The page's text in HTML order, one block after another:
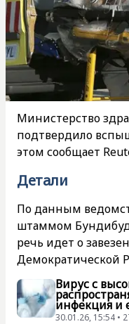
Министерство
подтвердило
этом сообщает
Детали
По данным
штаммом
речь идет о
Демократической
Вирус с
инфекция и
30.01.26, 15:54 •